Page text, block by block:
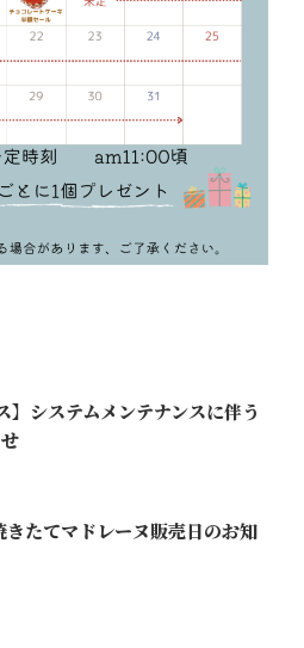
】システムメンテナンスに伴う
きたてマドレーヌ販売日のお知